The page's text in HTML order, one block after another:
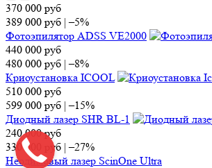
370 000 руб
389 000 руб |–5%
Фотоэпилятор ADSS VE2000
440 000 руб
480 000 руб |–8%
Криоустановка ICOOL
510 000 руб
599 000 руб |–15%
Диодный лазер SHR BL-1
240 000руб
330 000
руб |–27%
Неодимовый лазер ScinOne Ultra